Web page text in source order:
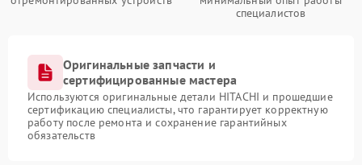
специалистов
Оригинальные запчасти и
сертифицированные мастера
Используются оригинальные детали HITACHI и прошедшие
сертификацию специалисты, что гарантирует корректную
работу после ремонта и сохранение гарантийных
обязательств